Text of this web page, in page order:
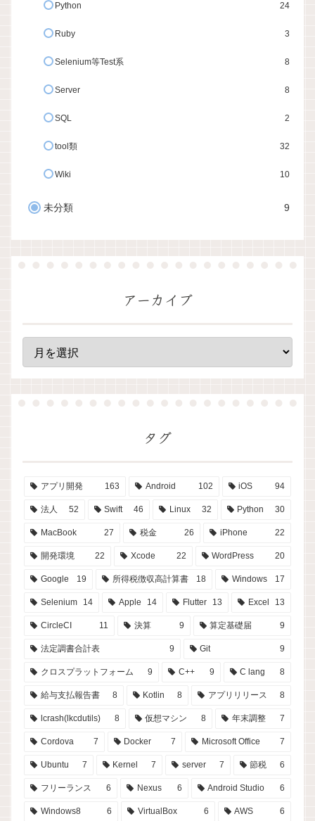
Python 24
Ruby 3
Selenium等Test系 8
Server 8
SQL 2
tool類 32
Wiki 10
未分類 9
アーカイブ
タグ
アプリ開発 163 Android 102 iOS 94
法人 52 Swift 46 Linux 32 Python 30
MacBook 27 税金 26 iPhone 22
開発環境 22 Xcode 22 WordPress 20
Google 19 所得税徴収高計算書 18 Windows 17
Selenium 14 Apple 14 Flutter 13 Excel 13
CircleCI 11 決算 9 算定基礎届 9
法定調書合計表 9 Git 9
クロスプラットフォーム 9 C++ 9 C lang 8
給与支払報告書 8 Kotlin 8 アプリリリース 8
lcrash(lkcdutils) 8 仮想マシン 8 年末調整 7
Cordova 7 Docker 7 Microsoft Office 7
Ubuntu 7 Kernel 7 server 7 節税 6
フリーランス 6 Nexus 6 Android Studio 6
Windows8 6 VirtualBox 6 AWS 6